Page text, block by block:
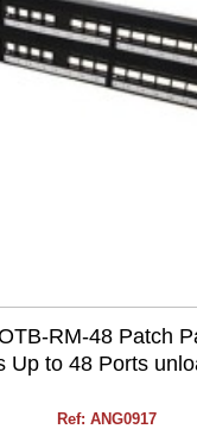
RM-48 Patch
Up to 48 Ports
Ref: ANG0917